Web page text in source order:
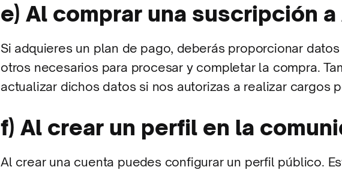
e) Al comprar una suscripción
Si adquieres un plan de pago, deberás proporcionar
otros necesarios para procesar y completar la compra.
actualizar dichos datos si nos autorizas a realizar cargos
f) Al crear un perfil en la
Al crear una cuenta puedes configurar un perfil público.